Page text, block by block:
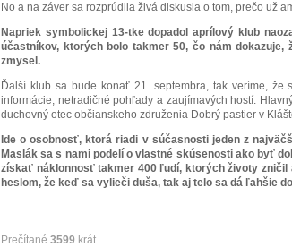
No a na záver sa rozprúdila živá diskusia o tom, prečo už
Napriek symbolickej 13-tke dopadol aprílový klub
účastníkov, ktorých bolo takmer 50, čo nám
zmysel.
Ďalší klub sa bude konať 21. septembra, tak veríme,
informácie, netradičné pohľady a zaujímavých hostí.
duchovný otec občianskeho združenia Dobrý pastier v
Ide o osobnosť, ktorá riadi v súčasnosti jeden z
Maslák sa s nami podelí o vlastné skúsenosti ako byť
získať náklonnosť takmer 400 ľudí, ktorých životy zničil
heslom, že keď sa vylieči duša, tak aj telo sa dá ľahšie
Prečítané 3599 krát